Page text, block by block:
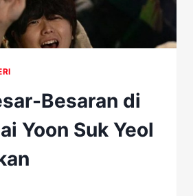
Besaran di
Yoon Suk Yeol